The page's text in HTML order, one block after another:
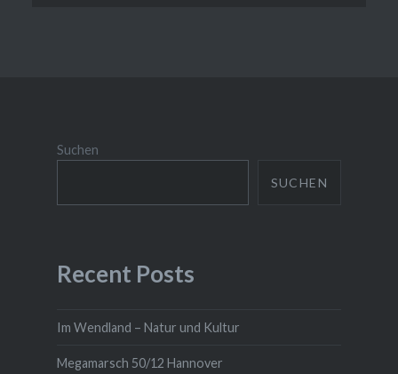
Suchen
SUCHEN
Recent Posts
Im Wendland – Natur und Kultur
Megamarsch 50/12 Hannover